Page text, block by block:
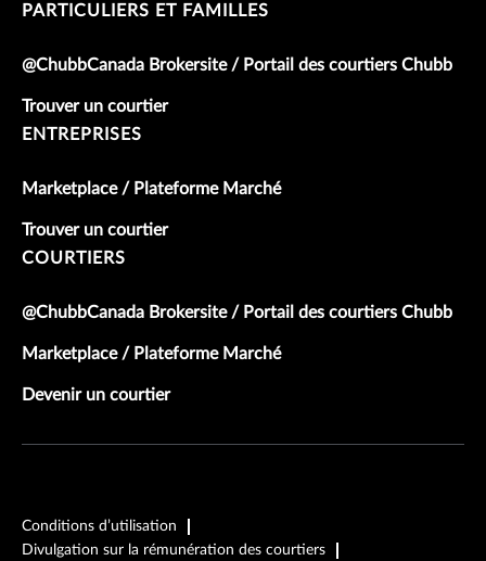
PARTICULIERS ET FAMILLES
@ChubbCanada Brokersite / Portail des courtiers Chubb
Trouver un courtier
ENTREPRISES
Marketplace / Plateforme Marché
Trouver un courtier
COURTIERS
@ChubbCanada Brokersite / Portail des courtiers Chubb
Marketplace / Plateforme Marché
Devenir un courtier
Conditions d’utilisation
Divulgation sur la rémunération des courtiers